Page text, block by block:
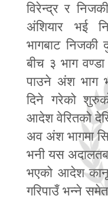
विरेन्द्र र
अंशियार भई
भागबाट निजकी
बीच ३ भाग
पाउने अंश भाग
दिने गरेको
आदेश वेरितको
अव अंश भागमा
भनी यस
भएको आदेश
गरिपाउँ भन्ने